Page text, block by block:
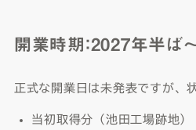
開業時期：2027年半ば
正式な開業日は未発表ですが、
当初取得分（池田工場跡地）